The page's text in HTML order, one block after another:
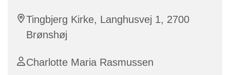
Tingbjerg Kirke, Langhusvej 1, 2700
Brønshøj
Charlotte Maria Rasmussen